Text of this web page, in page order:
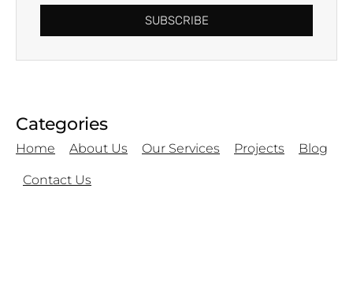
SUBSCRIBE
Categories
Home About Us Our Services Projects Blog
Contact Us